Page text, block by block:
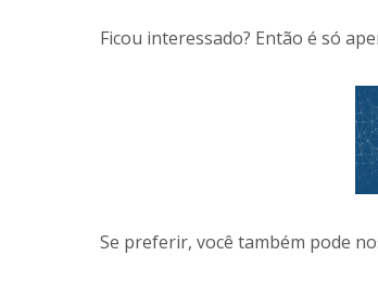
Ficou interessado? Então é só
Se preferir, você também pode